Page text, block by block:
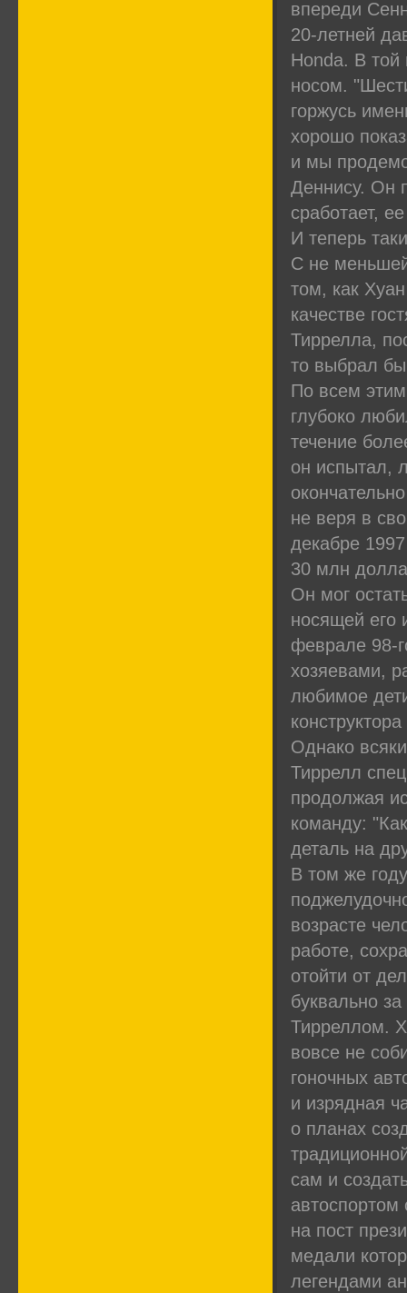
впереди
20-летней
Honda. В
носом.
горжусь
хорошо
и мы
Деннису. Он
сработает,
И теперь
С не
том, как
качестве
Тиррелла,
то выбрал
По всем
глубоко
течение
он испытал,
не веря в
декабре
30 млн
Он мог
носящей его
феврале 98-
хозяевами,
любимое
Однако
Тиррелл
продолжая
команду:
деталь на
В том же
возрасте
работе,
отойти от
буквально
Тирреллом.
вовсе не
гоночных
и изрядная
о планах
сам и
автоспортом
на пост
медали
легендами